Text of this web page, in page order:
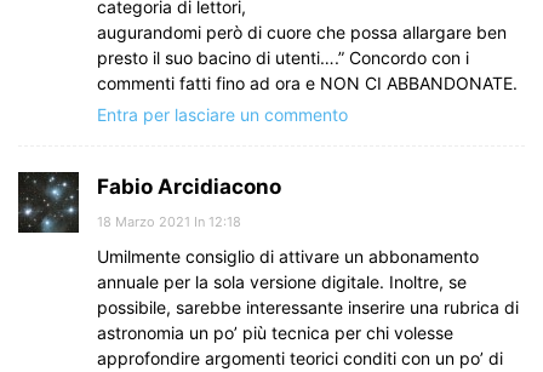
categoria di lettori,
augurandomi però di cuore che possa allargare ben
presto il suo bacino di utenti….” Concordo con i
commenti fatti fino ad ora e NON CI ABBANDONATE.
Entra per lasciare un commento
Fabio Arcidiacono
18 Marzo 2021 In 12:18
Umilmente consiglio di attivare un abbonamento
annuale per la sola versione digitale. Inoltre, se
possibile, sarebbe interessante inserire una rubrica di
astronomia un po’ più tecnica per chi volesse
approfondire argomenti teorici conditi con un po’ di